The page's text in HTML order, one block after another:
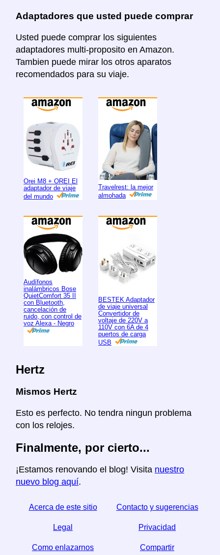
Adaptadores que usted puede comprar
Usted puede comprar los siguientes
adaptadores multi-proposito en Amazon.
Tambien puede mirar los otros aparatos
recomendados para su viaje.
Orei M8 + OREI El
adaptador de viaje
del mundo
Travelrest: la mejor
almohada
Audífonos
inalámbricos Bose
QuietComfort 35 II
con Bluetooth,
cancelación de
ruido, con control de
voz Alexa - Negro
BESTEK Adaptador
de viaje universal
Convertidor de
voltaje de 220V a
110V con 6A de 4
puertos de carga
USB
Hertz
Mismos Hertz
Esto es perfecto. No tendra ningun problema
con los relojes.
Finalmente, por cierto...
¡Estamos renovando el blog! Visita nuestro
nuevo blog aquí.
Acerca de este sitio Contacto y sugerencias
Legal Privacidad
Como enlazarnos Compartir